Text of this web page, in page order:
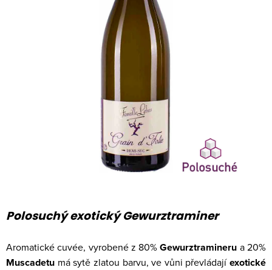
Polosuchý exotický Gewurztraminer
Aromatické cuvée, vyrobené z 80%Gewurztramineru a 20%
Muscadetu má sytě zlatou barvu, ve vůni převládajíexotické